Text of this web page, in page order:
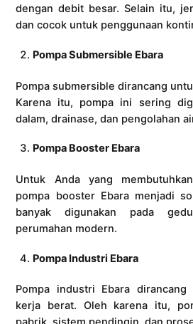
dengan debit besar. Selain itu,
dan cocok untuk penggunaan
Pompa Submersible Ebara
Pompa submersible dirancang
Karena itu, pompa ini sering
dalam, drainase, dan pengolahan
Pompa Booster Ebara
Untuk Anda yang
pompa booster Ebara menjadi
banyak digunakan pada
perumahan modern.
Pompa Industri Ebara
Pompa industri Ebara
kerja berat. Oleh karena itu,